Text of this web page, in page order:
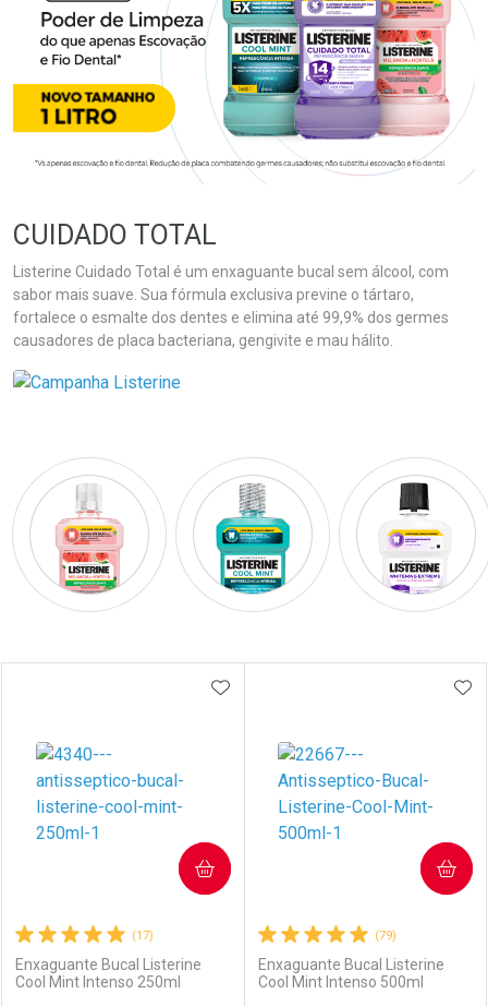
CUIDADO TOTAL
Listerine Cuidado Total é um enxaguante bucal sem álcool, com
sabor mais suave. Sua fórmula exclusiva previne o tártaro,
fortalece o esmalte dos dentes e elimina até 99,9% dos germes
causadores de placa bacteriana, gengivite e mau hálito.
(17)
Enxaguante Bucal Listerine
Cool Mint Intenso 250ml
ADICIONAR AOS FAVORITOS
COMPRAR
(79)
Enxaguante Bucal Listerine
Cool Mint Intenso 500ml
COMPRAR